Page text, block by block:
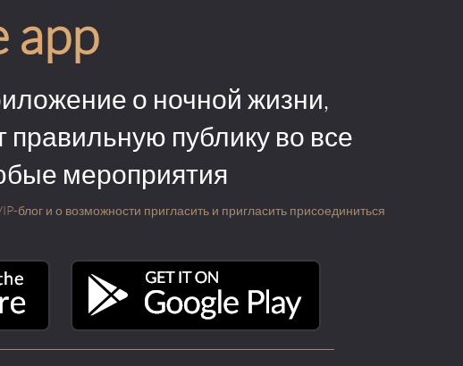
app
о ночной жизни,
правильную публику во все
мероприятия
блог и о возможности пригласить и пригласить присоединиться